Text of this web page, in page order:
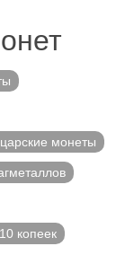
монеты
копеек